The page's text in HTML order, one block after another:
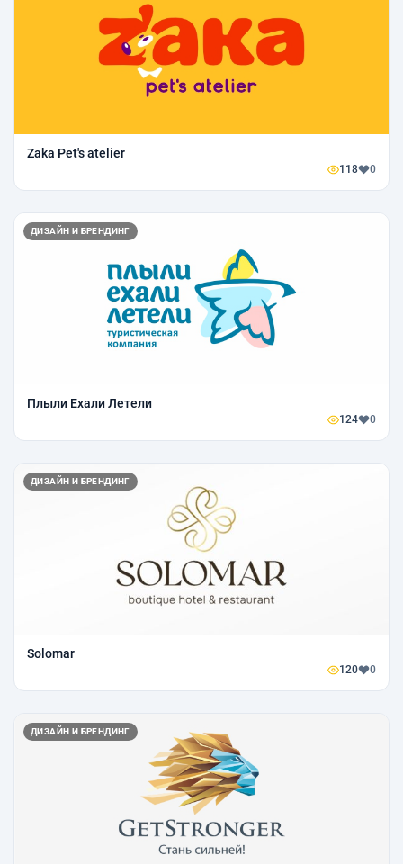
Zaka Pet's atelier
118 0
ДИЗАЙН И БРЕНДИНГ
Плыли Ехали Летели
124 0
ДИЗАЙН И БРЕНДИНГ
Solomar
120 0
ДИЗАЙН И БРЕНДИНГ